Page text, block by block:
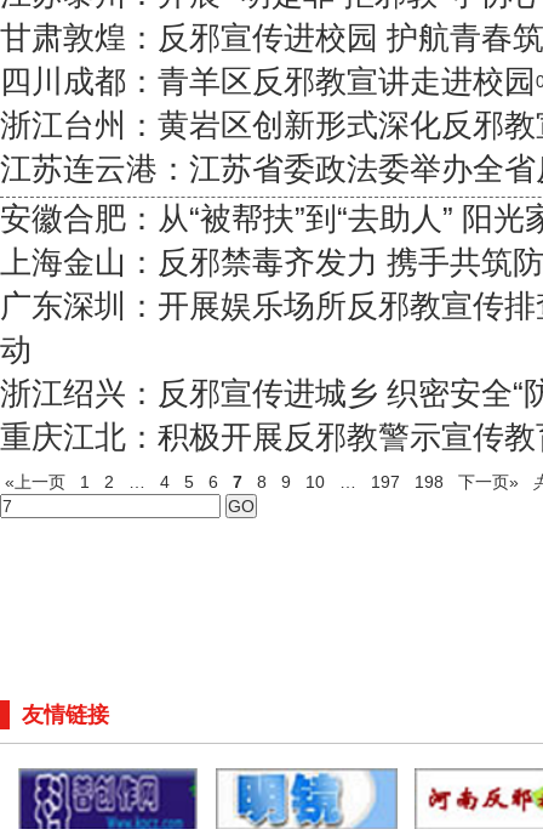
甘肃敦煌：反邪宣传进校园 护航青春
四川成都：青羊区反邪教宣讲走进校园
浙江台州：黄岩区创新形式深化反邪
江苏连云港：江苏省委政法委举办全
安徽合肥：从“被帮扶”到“去助人” 阳光
上海金山：反邪禁毒齐发力 携手共筑
广东深圳：开展娱乐场所反邪教宣传
动
浙江绍兴：反邪宣传进城乡 织密安全“
重庆江北：积极开展反邪教警示宣传
«上一页 1 2 … 4 5 6 7 8 9 10 … 197 198 下一页»
友情链接